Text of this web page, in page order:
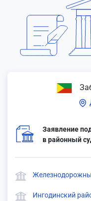
Заявление
в районный
Ингодинский